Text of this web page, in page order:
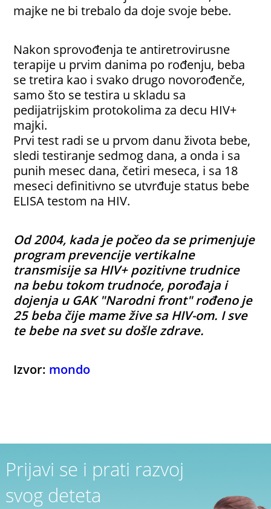
majke ne bi trebalo da doje svoje bebe.
Nakon sprovođenja te antiretrovirusne
terapije u prvim danima po rođenju, beba
se tretira kao i svako drugo novorođenče,
samo što se testira u skladu sa
pedijatrijskim protokolima za decu HIV+
majki.
Prvi test radi se u prvom danu života bebe,
sledi testiranje sedmog dana, a onda i sa
punih mesec dana, četiri meseca, i sa 18
meseci definitivno se utvrđuje status bebe
ELISA testom na HIV.
Od 2004, kada je počeo da se primenjuje
program prevencije vertikalne
transmisije sa HIV+ pozitivne trudnice
na bebu tokom trudnoće, porođaja i
dojenja u GAK "Narodni front" rođeno je
25 beba čije mame žive sa HIV-om. I sve
te bebe na svet su došle zdrave.
Izvor: mondo
Prijavi se i prati razvoj
svog deteta